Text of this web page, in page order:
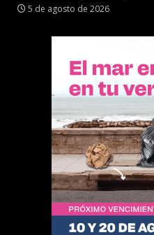
5 de agosto de 2026